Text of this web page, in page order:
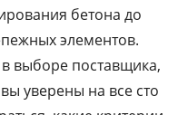
бетона до
элементов.
выборе поставщика,
уверены на все сто